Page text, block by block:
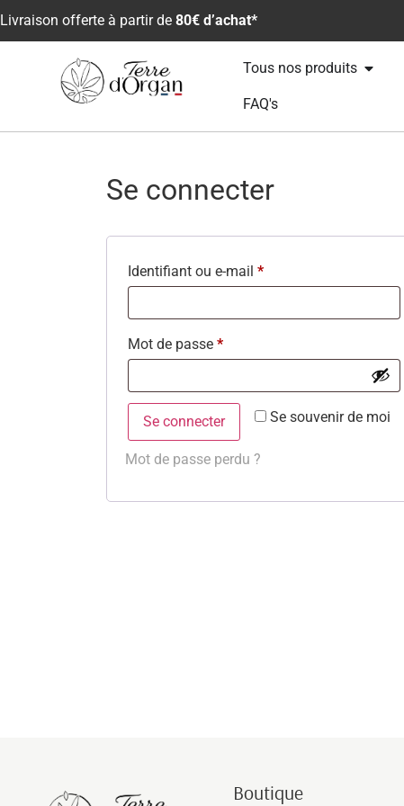
Livraison offerte à partir de 80€ d’achat*
Tous nos produits
FAQ's
Se connecter
Identifiant ou e-mail *
Mot de passe *
Se souvenir de moi
Se connecter
Mot de passe perdu ?
Boutique